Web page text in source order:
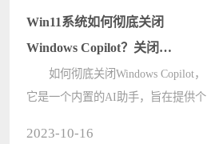
绍win11系统关闭开机自启的操作方
法。 ????
Win11系统如何彻底关闭
Windows Copilot？关闭
Windows Copilot的方法
如何彻底关闭Windows Copilot，
它是一个内置的AI助手，旨在提供个
2023-10-16